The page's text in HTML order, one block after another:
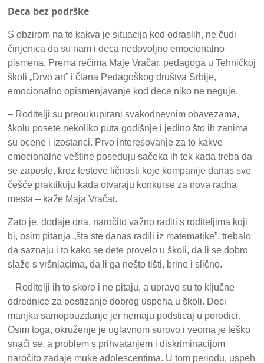
Deca bez podrške
S obzirom na to kakva je situacija kod odraslih, ne čudi
činjenica da su nam i deca nedovoljno emocionalno
pismena. Prema rečima Maje Vračar, pedagoga u Tehničkoj
školi „Drvo art” i člana Pedagoškog društva Srbije,
emocionalno opismenjavanje kod dece niko ne neguje.
– Roditelji su preoukupirani svakodnevnim obavezama,
školu posete nekoliko puta godišnje i jedino što ih zanima
su ocene i izostanci. Prvo interesovanje za to kakve
emocionalne veštine poseduju sačeka ih tek kada treba da
se zaposle, kroz testove ličnosti koje kompanije danas sve
češće praktikuju kada otvaraju konkurse za nova radna
mesta – kaže Maja Vračar.
Zato je, dodaje ona, naročito važno raditi s roditeljima koji
bi, osim pitanja „šta ste danas radili iz matematike”, trebalo
da saznaju i to kako se dete provelo u školi, da li se dobro
slaže s vršnjacima, da li ga nešto tišti, brine i slično.
– Roditelji ih to skoro i ne pitaju, a upravo su to ključne
odrednice za postizanje dobrog uspeha u školi. Deci
manjka samopouzdanje jer nemaju podsticaj u porodici.
Osim toga, okruženje je uglavnom surovo i veoma je teško
snaći se, a problem s prihvatanjem i diskriminacijom
naročito zadaje muke adolescentima. U tom periodu, uspeh